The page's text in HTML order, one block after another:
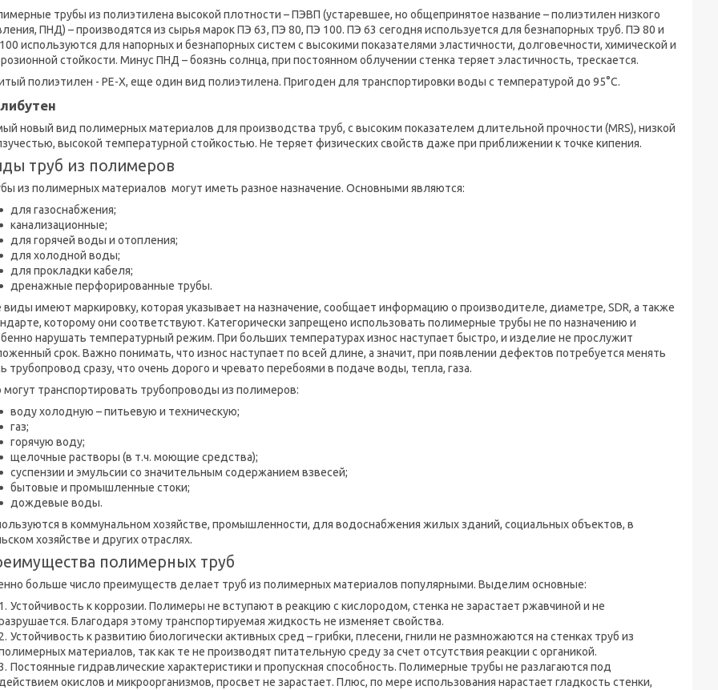
трубы из полиэтилена высокой плотности – ПЭВП (устаревшее, но общепринятое название – полиэтилен низкого
ПНД) – производятся из сырья марок ПЭ 63, ПЭ 80, ПЭ 100. ПЭ 63 сегодня используется для безнапорных труб. ПЭ 80 и
используются для напорных и безнапорных систем с высокими показателями эластичности, долговечности, химической и
стойкости. Минус ПНД – боязнь солнца, при постоянном облучении стенка теряет эластичность, трескается.
полиэтилен - РЕ-Х, еще один вид полиэтилена. Пригоден для транспортировки воды с температурой до 95°С.
новый вид полимерных материалов для производства труб, с высоким показателем длительной прочности (MRS), низкой
высокой температурной стойкостью. Не теряет физических свойств даже при приближении к точке кипения.
труб из полимеров
из полимерных материалов могут иметь разное назначение. Основными являются:
для газоснабжения;
канализационные;
для горячей воды и отопления;
для холодной воды;
для прокладки кабеля;
дренажные перфорированные трубы.
виды имеют маркировку, которая указывает на назначение, сообщает информацию о производителе, диаметре, SDR, а также
которому они соответствуют. Категорически запрещено использовать полимерные трубы не по назначению и
нарушать температурный режим. При больших температурах износ наступает быстро, и изделие не прослужит
срок. Важно понимать, что износ наступает по всей длине, а значит, при появлении дефектов потребуется менять
трубопровод сразу, что очень дорого и чревато перебоями в подаче воды, тепла, газа.
могут транспортировать трубопроводы из полимеров:
воду холодную – питьевую и техническую;
газ;
горячую воду;
щелочные растворы (в т.ч. моющие средства);
суспензии и эмульсии со значительным содержанием взвесей;
бытовые и промышленные стоки;
дождевые воды.
в коммунальном хозяйстве, промышленности, для водоснабжения жилых зданий, социальных объектов, в
хозяйстве и других отраслях.
полимерных труб
больше число преимуществ делает труб из полимерных материалов популярными. Выделим основные:
Устойчивость к коррозии. Полимеры не вступают в реакцию с кислородом, стенка не зарастает ржавчиной и не
Благодаря этому транспортируемая жидкость не изменяет свойства.
Устойчивость к развитию биологически активных сред – грибки, плесени, гнили не размножаются на стенках труб из
материалов, так как те не производят питательную среду за счет отсутствия реакции с органикой.
Постоянные гидравлические характеристики и пропускная способность. Полимерные трубы не разлагаются под
действием окислов и микроорганизмов, просвет не зарастает. Плюс, по мере использования нарастает гладкость стенки,